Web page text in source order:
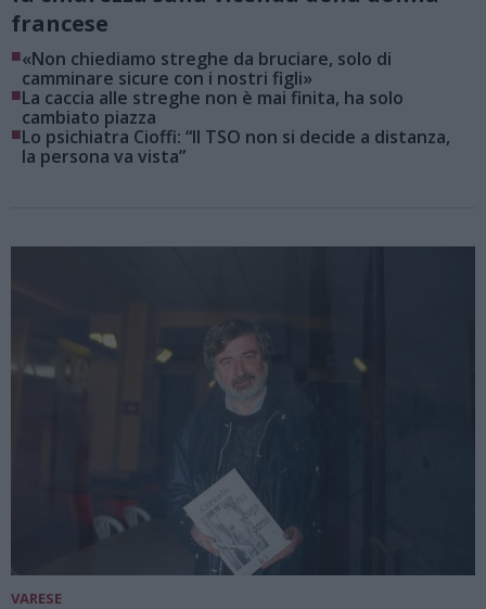
francese
■«Non chiediamo streghe da bruciare, solo di
camminare sicure con i nostri figli»
■La caccia alle streghe non è mai finita, ha solo
cambiato piazza
■Lo psichiatra Cioffi: “Il TSO non si decide a distanza,
la persona va vista”
VARESE